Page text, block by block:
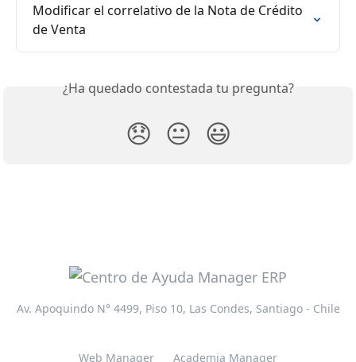
Modificar el correlativo de la Nota de Crédito
de Venta
¿Ha quedado contestada tu pregunta?
😞 😐 😃
Av. Apoquindo N° 4499, Piso 10, Las Condes, Santiago - Chile
Web Manager Academia Manager